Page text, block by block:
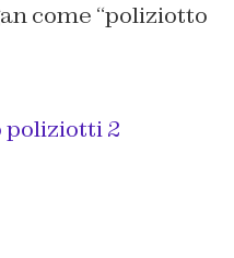
come “poliziotto